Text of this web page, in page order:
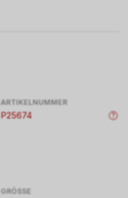
ARTIKELNUMMER
P25674
GRÖSSE